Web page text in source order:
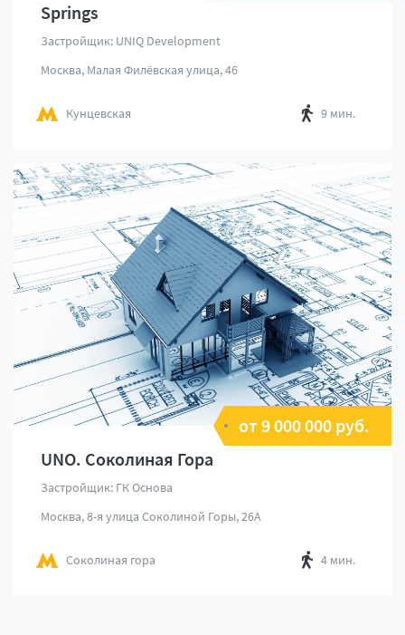
Springs
Застройщик: UNIQ Development
Москва, Малая Филёвская улица, 46
Кунцевская 9 мин.
от 9 000 000 руб.
UNO. Соколиная Гора
Застройщик: ГК Основа
Москва, 8-я улица Соколиной Горы, 26А
Соколиная гора 4 мин.